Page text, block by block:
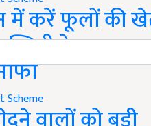
में करें फूलों की
के साथ
Scheme